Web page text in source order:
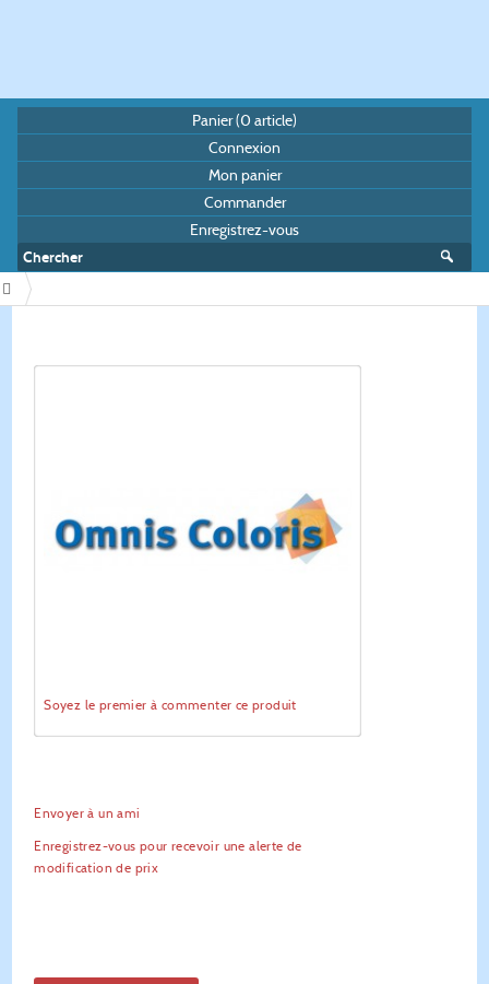
Panier (0 article)
Connexion
Mon panier
Commander
Enregistrez-vous
Soyez le premier à commenter ce produit
Envoyer à un ami
Enregistrez-vous pour recevoir une alerte de
modification de prix